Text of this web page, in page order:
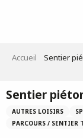
Accueil Sentier
Sentier
AUTRES LOISIRS
PARCOURS / SENTIER